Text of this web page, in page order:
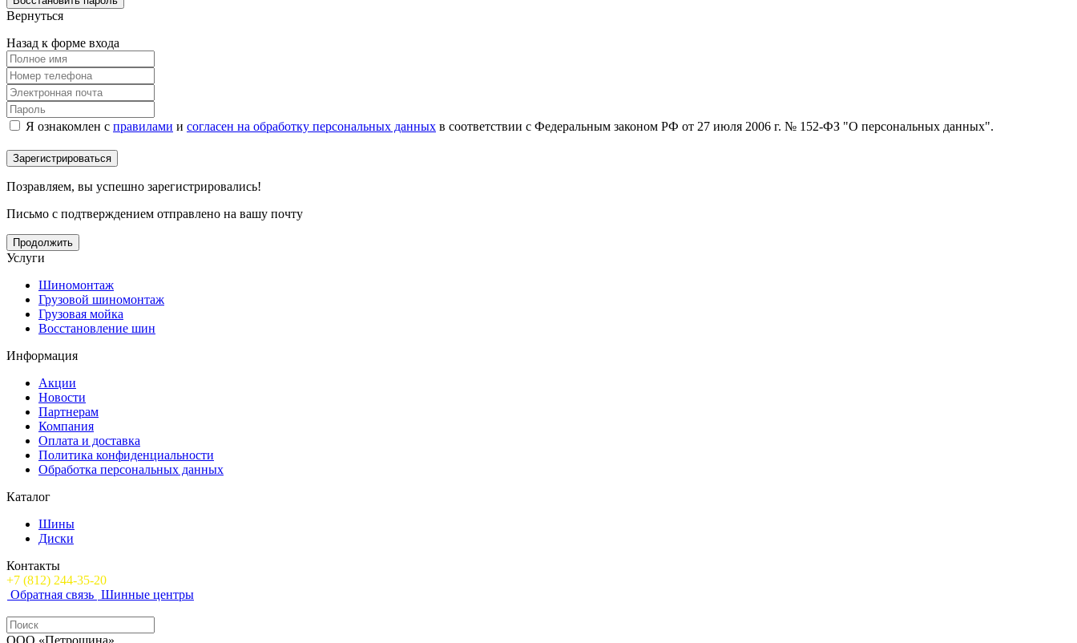
Вернуться
Назад к форме входа
Я ознакомлен с правилами и согласен на обработку персональных данных в соответствии с Федеральным законом РФ от 27 июля 2006 г. № 152-ФЗ "О персональных данных".
Позравляем, вы успешно зарегистрировались!
Письмо с подтверждением отправлено на вашу почту
Продолжить
Услуги
Шиномонтаж
Грузовой шиномонтаж
Грузовая мойка
Восстановление шин
Информация
Акции
Новости
Партнерам
Компания
Оплата и доставка
Политика конфиденциальности
Обработка персональных данных
Каталог
Шины
Диски
Контакты
+7 (812) 244-35-20
Обратная связь Шинные центры
ООО «Петрошина»